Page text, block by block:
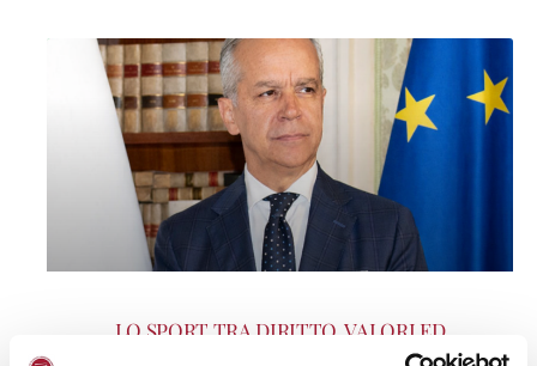
LO SPORT TRA DIRITTO, VALORI ED
ECONOMIA: UNA LECTIO DEL MINISTRO